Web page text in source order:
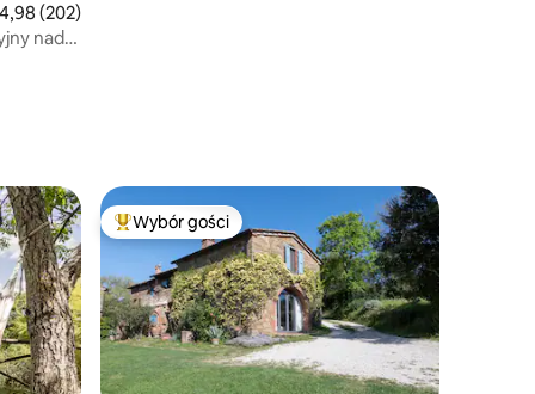
ocena: 4,98 na 5, liczba recenzji: 202
4,98 (202)
nad
Najpopularniejsze z kategorii Wybór gości
Wybór gości